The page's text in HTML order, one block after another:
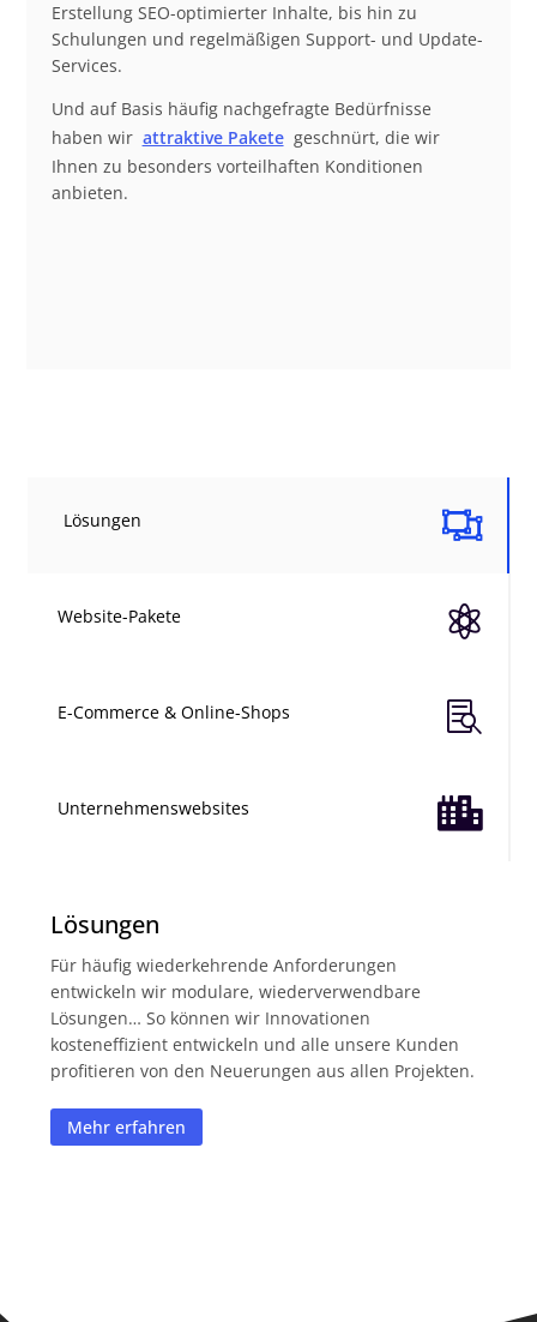
Erstellung SEO-optimierter Inhalte, bis hin zu
Schulungen und regelmäßigen Support- und Update-
Services.
Und auf Basis häufig nachgefragte Bedürfnisse
haben wir attraktive Pakete geschnürt, die wir
Ihnen zu besonders vorteilhaften Konditionen
anbieten.

Lösungen

Website-Pakete

E-Commerce & Online-Shops

Unternehmenswebsites
Lösungen
Für häufig wiederkehrende Anforderungen
entwickeln wir modulare, wiederverwendbare
Lösungen… So können wir Innovationen
kosteneffizient entwickeln und alle unsere Kunden
profitieren von den Neuerungen aus allen Projekten.
Mehr erfahren